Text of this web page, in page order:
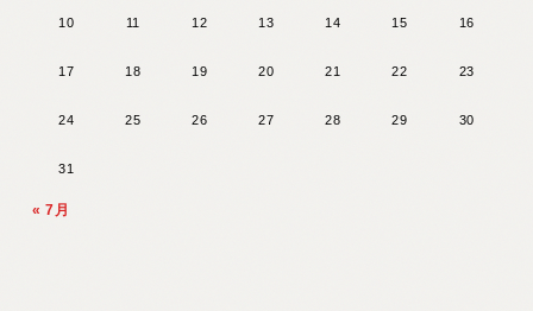
10 11 12 13 14 15 16
17 18 19 20 21 22 23
24 25 26 27 28 29 30
31
« 7月